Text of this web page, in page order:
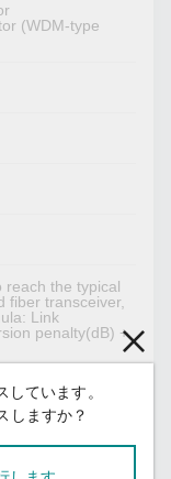
(WDM-type
reach the typical
fiber transceiver,
Link
penalty(dB) +
ています。
しますか？